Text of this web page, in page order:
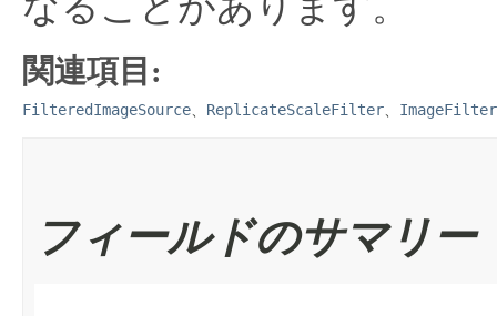
関連項目:
FilteredImageSource、 ReplicateScaleFilter、 ImageFilter
フィールドのサマリー